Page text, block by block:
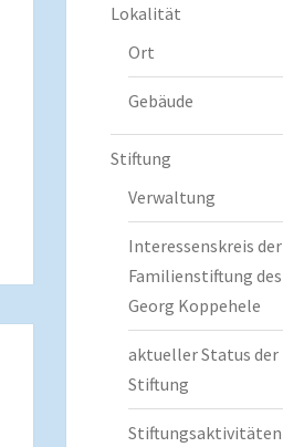
Lokalität
Ort
Gebäude
Stiftung
Verwaltung
Interessenskreis der
Familienstiftung des
Georg Koppehele
aktueller Status der
Stiftung
Stiftungsaktivitäten